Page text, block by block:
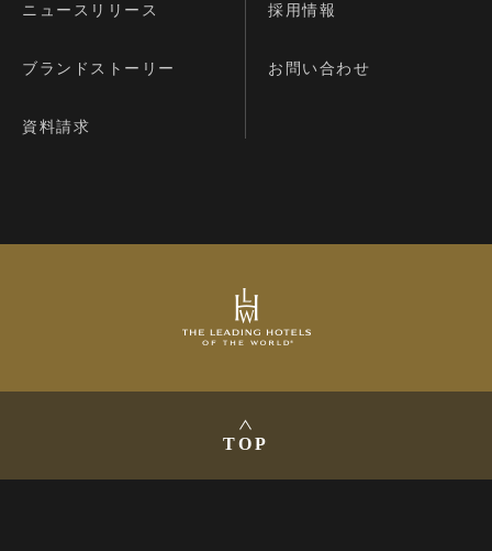
ニュースリリース 採用情報
ブランドストーリー お問い合わせ
資料請求
TOP